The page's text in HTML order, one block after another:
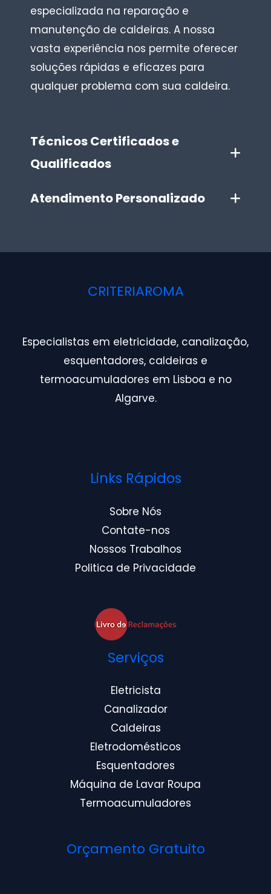
especializada na reparação e
manutenção de caldeiras. A nossa
vasta experiência nos permite oferecer
soluções rápidas e eficazes para
qualquer problema com sua caldeira.
Técnicos Certificados e
Qualificados
Atendimento Personalizado
CRITERIAROMA
Especialistas em eletricidade, canalização,
esquentadores, caldeiras e
termoacumuladores em Lisboa e no
Algarve.
Links Rápidos
Sobre Nós
Contate-nos
Nossos Trabalhos
Politica de Privacidade
Serviços
Eletricista
Canalizador
Caldeiras
Eletrodomésticos
Esquentadores
Máquina de Lavar Roupa
Termoacumuladores
Orçamento Gratuito